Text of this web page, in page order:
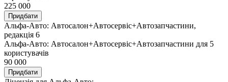
225 000
Придбати
Альфа-Авто: Автосалон+Автосервіс+Автозапчастини,
редакція 6
Альфа-Авто: Автосалон+Автосервіс+Автозапчастини для 5
користувачів
90 000
Придбати